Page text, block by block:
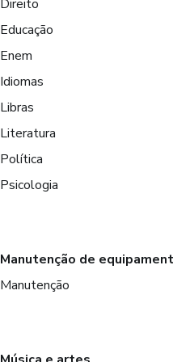
Direito
Educação
Enem
Idiomas
Libras
Literatura
Política
Psicologia
Manutenção de
Manutenção